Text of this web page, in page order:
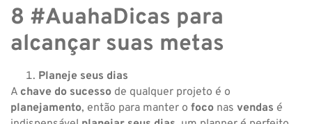
8 #AuahaDicas para
alcançar suas metas
Planeje seus dias
A chave do sucesso de qualquer projeto é o
planejamento, então para manter o foco nas vendas é